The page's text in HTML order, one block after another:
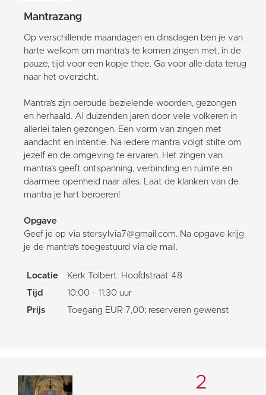
Mantrazang
Op verschillende maandagen en dinsdagen ben je van
harte welkom om mantra’s te komen zingen met, in de
pauze, tijd voor een kopje thee. Ga voor alle data terug
naar het overzicht.
Mantra’s zijn oeroude bezielende woorden, gezongen
en herhaald. Al duizenden jaren door vele volkeren in
allerlei talen gezongen. Een vorm van zingen met
aandacht en intentie. Na iedere mantra volgt stilte om
jezelf en de omgeving te ervaren. Het zingen van
mantra’s geeft ontspanning, verbinding en ruimte en
daarmee openheid naar alles. Laat de klanken van de
mantra je hart beroeren!
Opgave
Geef je op via stersylvia7@gmail.com. Na opgave krijg
je de mantra’s toegestuurd via de mail.
Locatie
Kerk Tolbert: Hoofdstraat 48
Tijd
10:00 - 11:30 uur
Prijs
Toegang EUR 7,00; reserveren gewenst
2